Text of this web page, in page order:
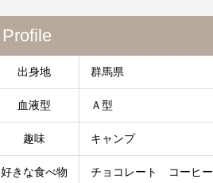
Profile
出身地 群馬県
血液型 Ａ型
趣味 キャンプ
好きな食べ物 チョコレート コーヒー